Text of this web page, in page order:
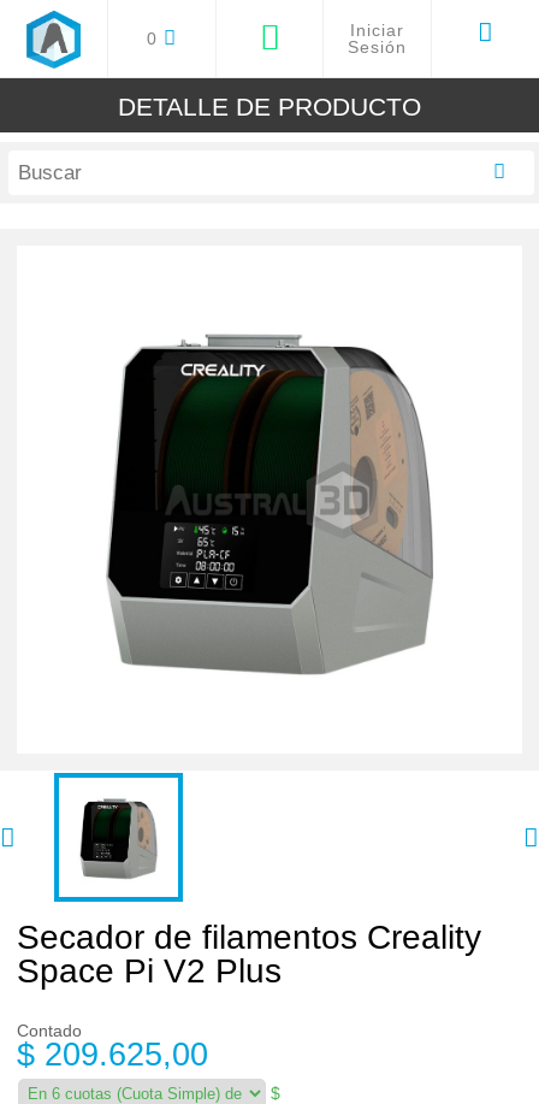
0
Iniciar
Sesión
DETALLE DE PRODUCTO
Secador de filamentos Creality
Space Pi V2 Plus
Contado
$ 209.625,00
$